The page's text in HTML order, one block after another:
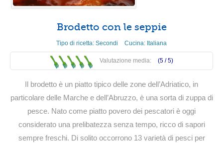
Brodetto con le seppie
Tipo di ricetta: Secondi Cucina: Italiana
Valutazione media: (5 /5)
Il brodetto è un piatto tipico delle zone dell’Adriatico, in
particolare delle Marche e dell’Abruzzo, è una sorta di zuppa di
pesce. Nato come piatto povero dei pescatori è oggi
considerato una prelibatezza senza tempo, ricco di sapori
sempre freschi. Di solito occorrono 13 varietà di pesci per